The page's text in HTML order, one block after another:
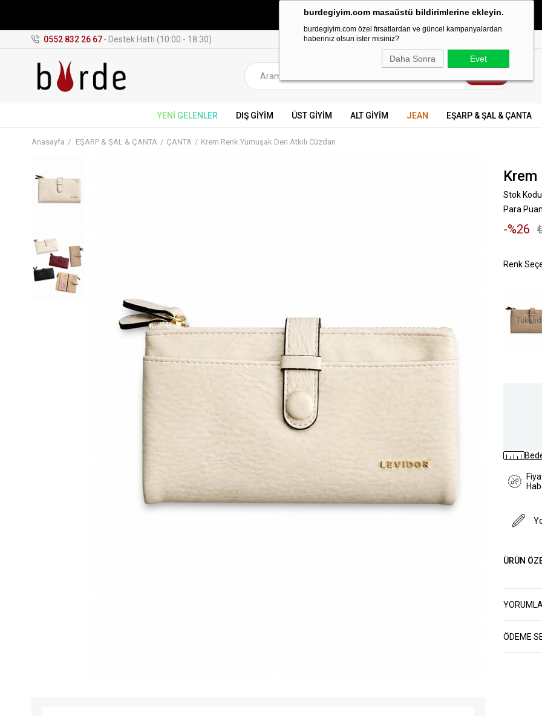
burdegiyim.com masaüstü bildirimlerine ekleyin.
burdegiyim.com özel fırsatlardan ve güncel kampanyalardan
haberiniz olsun ister misiniz?
Daha Sonra Evet
499 TL ve üzeri KARGO BEDAVA
0552 832 26 67- Destek Hattı (10:00 - 18:30)
YENİ GELENLER DIŞ GİYİM ÜST GİYİM ALT GİYİM JEAN EŞARP & ŞAL & ÇANTA
Anasayfa EŞARP & ŞAL & ÇANTA ÇANTA Krem Renk Yumuşak Deri Atkılı Cüzdan
Krem
Stok Kodu
Para Puan
26
Tükendi
ÜRÜN
ÖDEME